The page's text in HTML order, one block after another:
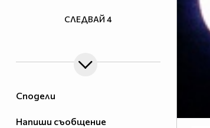
Сподели
Напиши съобщение
СЛЕДВАЙ 4